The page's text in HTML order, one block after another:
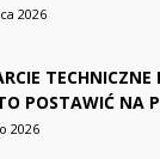
2026
POSTAWIĆ NA
2026